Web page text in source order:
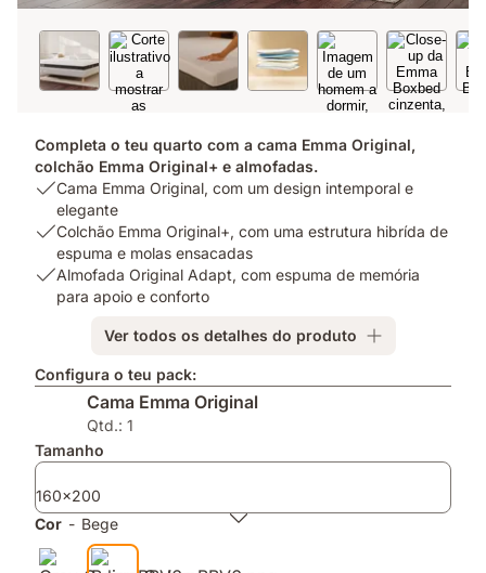
Completa o teu quarto com a cama Emma Original,
colchão Emma Original+ e almofadas.
USP
Cama
Emma
Original,
com
e
elegante
Cama Emma Original, com um design intemporal e
elegante
USP
Colchão
Emma
estrutura
espuma
e
molas
ensacadas
Colchão Emma Original+, com uma estrutura hibrída de
espuma e molas ensacadas
USP
com
espuma
memória
para
apoio
e
conforto
Almofada Original Adapt, com espuma de memória
para apoio e conforto
Ver todos os detalhes do produto
Configura o teu pack:
Cama Emma Original
Qtd.: 1
Tamanho
160x200
Cor - Bege